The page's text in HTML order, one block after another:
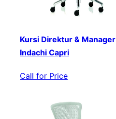
Kursi Direktur & Manager
Indachi Capri
Call for Price